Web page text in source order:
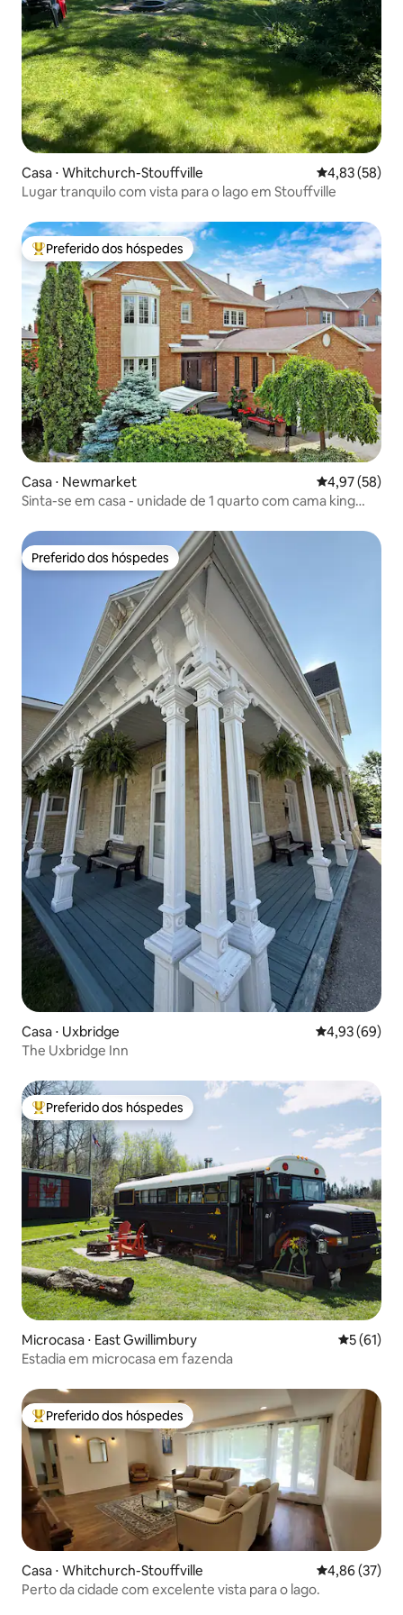
Casa ⋅ Whitchurch-Stouffville 4,83 de uma
4,83 (58)
Lugar tranquilo com vista para o lago em Stouffville
Entre os melhores preferidos dos hóspedes
Preferido dos hóspedes
Casa ⋅ Newmarket 4,97 de uma
4,97 (58)
Sinta-se em casa - unidade de 1 quarto com cama king
Preferido dos hóspedes
Preferido dos hóspedes
Casa ⋅ Uxbridge 4,93 de uma
4,93 (69)
The Uxbridge Inn
Entre os melhores preferidos dos hóspedes
Preferido dos hóspedes
Microcasa ⋅ East Gwillimbury 5 de uma
5 (61)
Estadia em microcasa em fazenda
Entre os melhores preferidos dos hóspedes
Preferido dos hóspedes
Casa ⋅ Whitchurch-Stouffville 4,86 de uma
4,86 (37)
Perto da cidade com excelente vista para o lago.